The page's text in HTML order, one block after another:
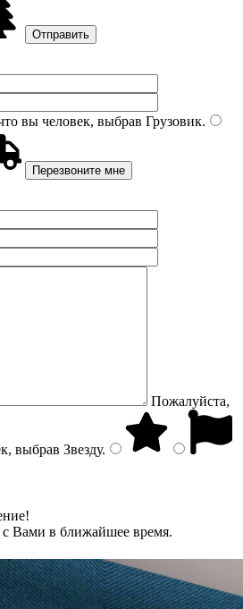
вы человек, выбрав Грузовик.
Пожалуйста,
выбрав Звезду.
Вами в ближайшее время.